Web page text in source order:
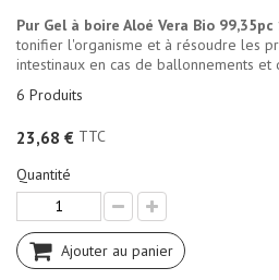
Pur Gel à boire Aloé Vera Bio
tonifier l'organisme et à résoudre les
intestinaux en cas de ballonnements
6 Produits
23,68 € TTC
Quantité
Ajouter au panier